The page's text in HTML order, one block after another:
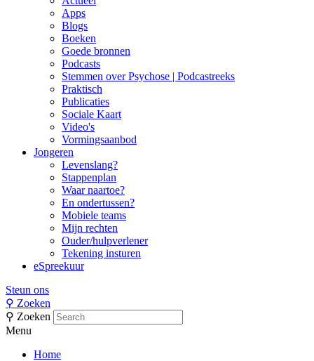
Apps
Blogs
Boeken
Goede bronnen
Podcasts
Stemmen over Psychose | Podcastreeks
Praktisch
Publicaties
Sociale Kaart
Video's
Vormingsaanbod
Jongeren
Levenslang?
Stappenplan
Waar naartoe?
En ondertussen?
Mobiele teams
Mijn rechten
Ouder/hulpverlener
Tekening insturen
eSpreekuur
Steun ons
⚲ Zoeken
⚲ Zoeken
Menu
Home